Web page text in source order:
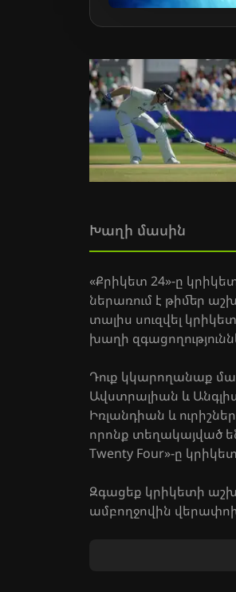
Խաղի մասին
«Քրիկետ 24»-ը
ներառում է թիմեր
տալիս սուզվել
խաղի
Դուք կկարողանաք
Ավստրալիան և
Իռլանդիան և
որոնք տեղակայված
Twenty Four»-ը
Զգացեք կրիկետի
ամբողջովին
ճանապարհին՝
հմտությունները և